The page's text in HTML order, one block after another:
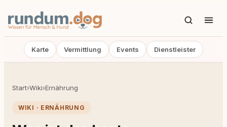
Karte Vermittlung Events Dienstleister
Start›Wiki›Ernährung
WIKI · ERNÄHRUNG